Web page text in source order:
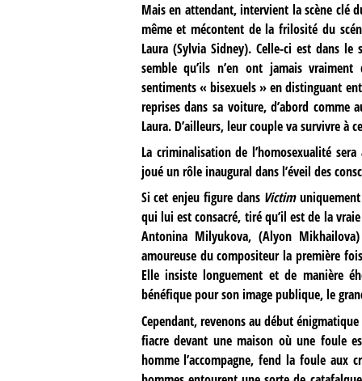
Mais en attendant, intervient la scène clé
même et mécontent de la frilosité du
Laura (Sylvia Sidney). Celle-ci est dans
semble qu’ils n’en ont jamais
sentiments « bisexuels » en distinguant
reprises dans sa voiture, d’abord
Laura. D’ailleurs, leur couple va survivre
La criminalisation de l’homosexualité
joué un rôle inaugural dans l’éveil des
Si cet enjeu figure dans Victimuniquement
qui lui est consacré, tiré qu’il est de la
Antonina Milyukova, (Alyon
amoureuse du compositeur la première
Elle insiste longuement et de manière
bénéfique pour son image publique, le
Cependant, revenons au début
fiacre devant une maison où une foule
homme l’accompagne, fend la foule aux